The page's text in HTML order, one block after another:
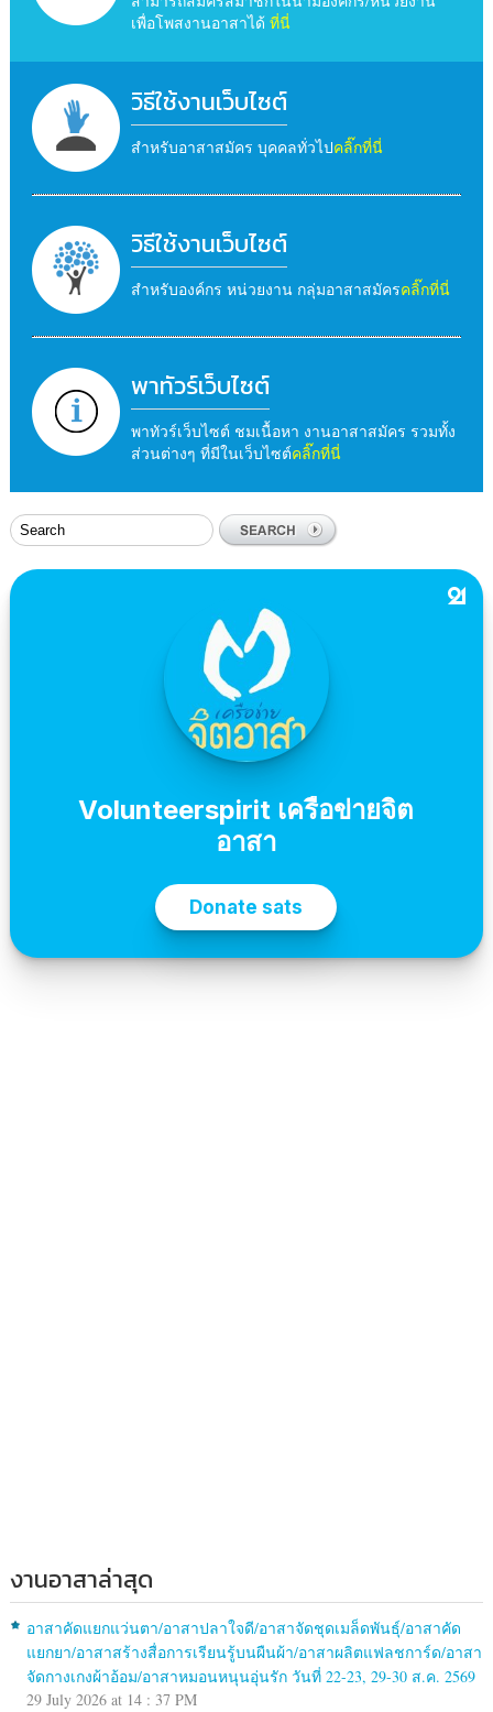
เพื่อโพสงานอาสาได้ ที่นี่
วิธีใช้งานเว็บไซต์
สำหรับอาสาสมัคร บุคคลทั่วไปคลิ๊กที่นี่
วิธีใช้งานเว็บไซต์
สำหรับองค์กร หน่วยงาน กลุ่มอาสาสมัครคลิ๊กที่นี่
พาทัวร์เว็บไซต์
พาทัวร์เว็บไซต์ ชมเนื้อหา งานอาสาสมัคร รวมทั้ง
ส่วนต่างๆ ที่มีในเว็บไซต์คลิ๊กที่นี่
งานอาสาล่าสุด
อาสาคัดแยกแว่นตา/อาสาปลาใจดี/อาสาจัดชุดเมล็ดพันธุ์/อาสาคัด
แยกยา/อาสาสร้างสื่อการเรียนรู้บนผืนผ้า/อาสาผลิตแฟลชการ์ด/อาสา
จัดกางเกงผ้าอ้อม/อาสาหมอนหนุนอุ่นรัก วันที่ 22-23, 29-30 ส.ค. 2569
29 July 2026 at 14 : 37 PM